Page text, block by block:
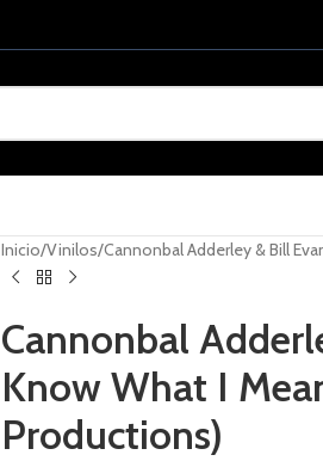
Inicio Vinilos Cannonbal Adderley & Bill
Cannonbal
Know What I
Productions)